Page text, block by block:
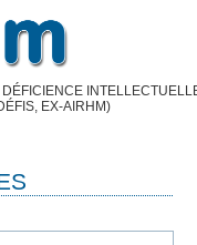
EX-AIRHM)